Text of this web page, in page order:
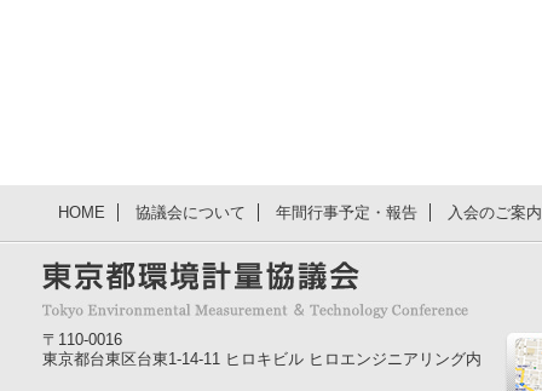
HOME 協議会について 年間行事予定・報告 入会のご案
〒110-0016
東京都台東区台東1-14-11 ヒロキビル ヒロエンジニアリング内